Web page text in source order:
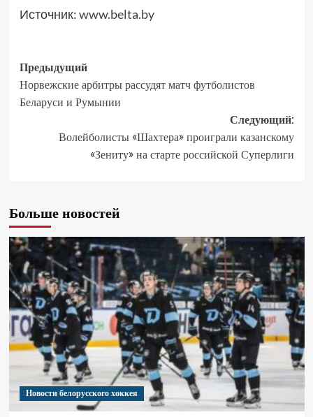
Источник:www.belta.by
Предыдущий
Норвежские арбитры рассудят матч футболистов
Беларуси и Румынии
Следующий:
Волейболисты «Шахтера» проиграли казанскому
«Зениту» на старте российской Суперлиги
Больше новостей
Новости белорусского хоккея